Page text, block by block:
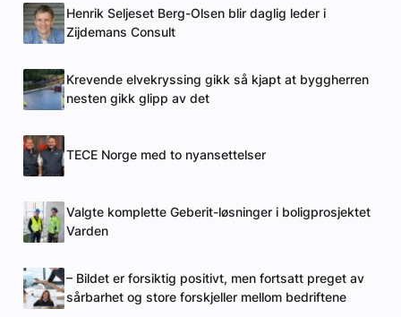
Henrik Seljeset Berg-Olsen blir daglig leder i
Zijdemans Consult
Krevende elvekryssing gikk så kjapt at byggherren
nesten gikk glipp av det
TECE Norge med to nyansettelser
Valgte komplette Geberit-løsninger i boligprosjektet
Varden
– Bildet er forsiktig positivt, men fortsatt preget av
sårbarhet og store forskjeller mellom bedriftene